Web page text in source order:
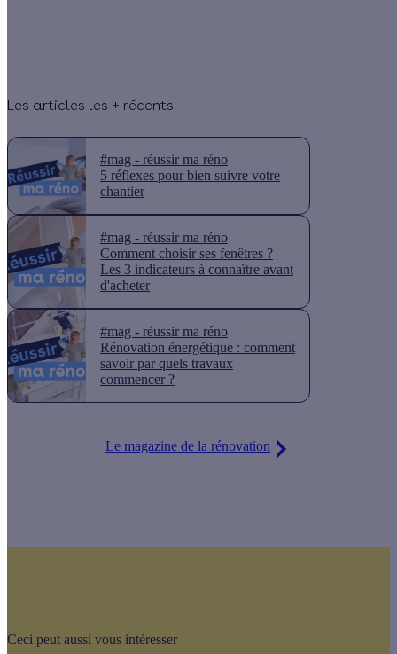
Les articles les + récents
#mag - réussir ma réno
5 réflexes pour bien suivre votre
chantier
#mag - réussir ma réno
Comment choisir ses fenêtres ?
Les 3 indicateurs à connaître avant
d'acheter
#mag - réussir ma réno
Rénovation énergétique : comment
savoir par quels travaux
commencer ?
Le magazine de la rénovation
Ceci peut aussi vous intéresser